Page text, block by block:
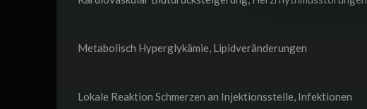
Metabolisch Hyperglykämie, Lipidveränderungen
Lokale Reaktion Schmerzen an Injektionsstelle, Infektionen